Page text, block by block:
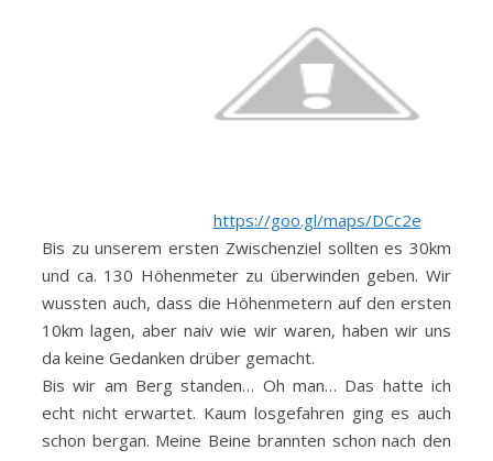
https://goo.gl/maps/DCc2e
Bis zu unserem ersten Zwischenziel sollten es 30km
und ca. 130 Höhenmeter zu überwinden geben. Wir
wussten auch, dass die Höhenmetern auf den ersten
10km lagen, aber naiv wie wir waren, haben wir uns
da keine Gedanken drüber gemacht.
Bis wir am Berg standen… Oh man… Das hatte ich
echt nicht erwartet. Kaum losgefahren ging es auch
schon bergan. Meine Beine brannten schon nach den